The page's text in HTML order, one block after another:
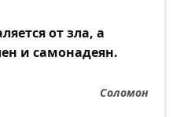
от зла, а
и самонадеян.
Соломон